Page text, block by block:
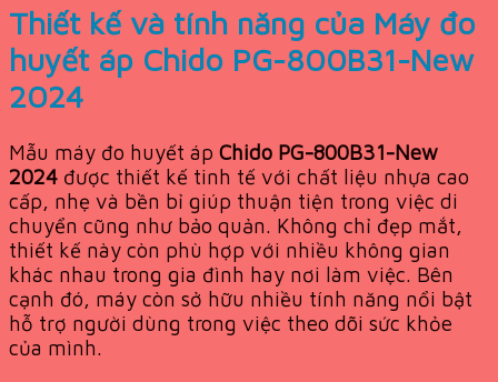
Thiết kế và tính năng của Máy đo
huyết áp Chido PG-800B31-New
2024
Mẫu máy đo huyết áp Chido PG-800B31-New
2024 được thiết kế tinh tế với chất liệu nhựa cao
cấp, nhẹ và bền bỉ giúp thuận tiện trong việc di
chuyển cũng như bảo quản. Không chỉ đẹp mắt,
thiết kế này còn phù hợp với nhiều không gian
khác nhau trong gia đình hay nơi làm việc. Bên
cạnh đó, máy còn sở hữu nhiều tính năng nổi bật
hỗ trợ người dùng trong việc theo dõi sức khỏe
của mình.